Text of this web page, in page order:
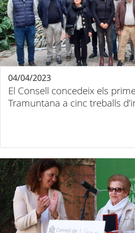
El Consell concedeix els
Tramuntana a cinc treballs
04/04/2023